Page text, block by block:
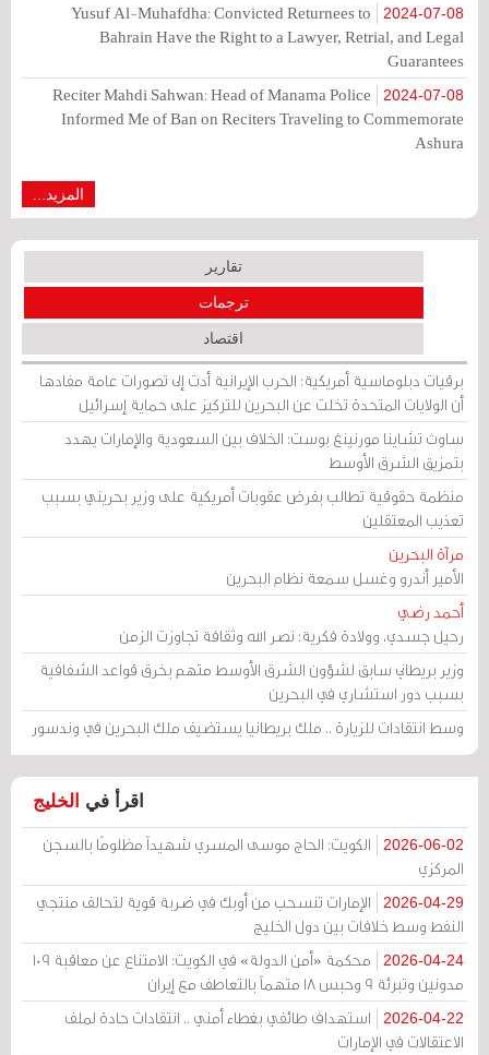
2024-07-08
Yusuf Al-Muhafdha: Convicted Returnees to
Bahrain Have the Right to a Lawyer, Retrial, and Legal
Guarantees
2024-07-08
Reciter Mahdi Sahwan: Head of Manama Police
Informed Me of Ban on Reciters Traveling to Commemorate
Ashura
المزيد...
تقارير
ترجمات
اقتصاد
برقيات دبلوماسية أمريكية: الحرب الإيرانية أدت إلى تصورات عامة مفادها
أن الولايات المتحدة تخلت عن البحرين للتركيز على حماية إسرائيل
ساوث تشاينا مورنينغ بوست: الخلاف بين السعودية والإمارات يهدد
بتمزيق الشرق الأوسط
منظمة حقوقية تطالب بفرض عقوبات أمريكية على وزير بحريني بسبب
تعذيب المعتقلين
مرآة البحرين
الأمير أندرو وغسل سمعة نظام البحرين
أحمد رضي
رحيل جسدي، وولادة فكرية: نصر الله وثقافة تجاوزت الزمن
وزير بريطاني سابق لشؤون الشرق الأوسط متهم بخرق قواعد الشفافية
بسبب دور استشاري في البحرين
وسط انتقادات للزيارة .. ملك بريطانيا يستضيف ملك البحرين في وندسور
اقرأ في الخليج
2026-06-02
الكويت: الحاج موسى المسري شهيداً مظلومًا بالسجن
المركزي
2026-04-29
الإمارات تنسحب من أوبك في ضربة قوية لتحالف منتجي
النفط وسط خلافات بين دول الخليج
2026-04-24
محكمة «أمن الدولة» في الكويت: الامتناع عن معاقبة 109
مدونين وتبرئة 9 وحبس 18 متهماً بالتعاطف مع إيران
2026-04-22
استهداف طائفي بغطاء أمني .. انتقادات حادة لملف
الاعتقالات في الإمارات